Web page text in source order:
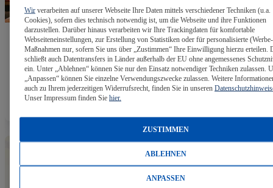
2015
Europaweit 10.000 Lidl Filialen.
Wir verarbeiten auf unserer Webseite Ihre Daten mittels verschiedener Techniken (u.a.
Cookies), sofern dies technisch notwendig ist, um die Webseite und ihre Funktionen
darzustellen. Darüber hinaus verarbeiten wir Ihre Trackingdaten für komfortable
Webseiteneinstellungen, zur Erstellung von Statistiken oder für personalisierte
Maßnahmen nur, sofern Sie uns über „Zustimmen“ Ihre Einwilligung hierzu erteilen.
schließt auch Datentransfers in Länder außerhalb der EU ohne angemessenes
ein. Unter „Ablehnen“ können Sie nur den Einsatz notwendiger Techniken zulassen.
„Anpassen“ können Sie einzelne Verwendungszwecke zulassen. Weitere
auch zu Ihrem jederzeitigen Widerrufsrecht, finden Sie in unseren
Unser Impressum finden Sie hier.
ABLEHNEN
ZUSTIMMEN
ANPASSEN